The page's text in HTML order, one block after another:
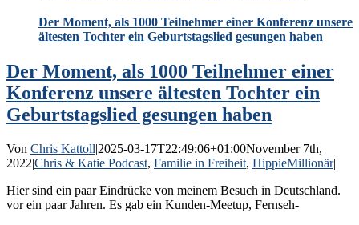
Der Moment, als 1000 Teilnehmer einer Konferenz unsere
ältesten Tochter ein Geburtstagslied gesungen haben
Der Moment, als 1000 Teilnehmer einer
Konferenz unsere ältesten Tochter ein
Geburtstagslied gesungen haben
Von Chris Kattoll|2025-03-17T22:49:06+01:00November 7th,
2022|Chris & Katie Podcast, Familie in Freiheit, HippieMillionär|
Hier sind ein paar Eindrücke von meinem Besuch in Deutschland.
vor ein paar Jahren. Es gab ein Kunden-Meetup, Fernseh-